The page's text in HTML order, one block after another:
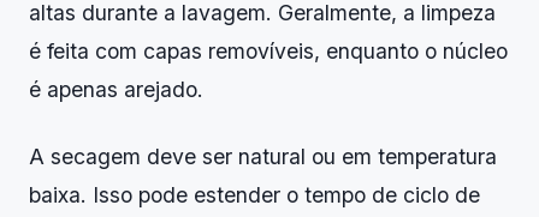
altas durante a lavagem. Geralmente, a limpeza
é feita com capas removíveis, enquanto o núcleo
é apenas arejado.
A secagem deve ser natural ou em temperatura
baixa. Isso pode estender o tempo de ciclo de